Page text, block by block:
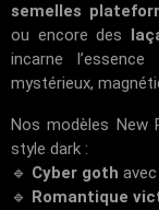
semelles
ou encore des
incarne
mystérieux,
Nos modèles New
style dark :
🔹 Cyber goth
🔹 Romantique